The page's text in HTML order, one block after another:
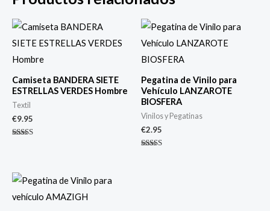
Camiseta BANDERA SIETE
ESTRELLAS VERDES Hombre
Textil
€9.95
Pegatina de Vinilo para
Vehículo LANZAROTE
BIOSFERA
Vinilos y Pegatinas
€2.95